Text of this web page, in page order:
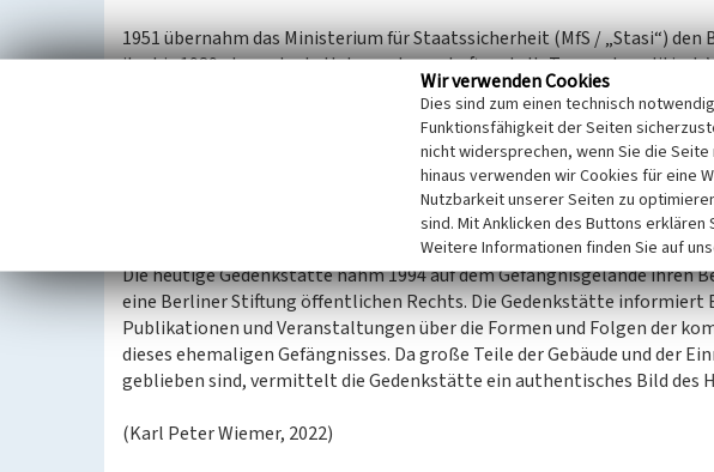
1951 übernahm das Ministerium für Staatssicherheit (MfS / „Stasi“)
ihn bis 1989 als zentrale Untersuchungshaftanstalt. Tausende politisch
inhaftiert, darunter fast alle bekannten DDR-Oppositionellen. Die
einem militärischen Sperrbezirk, der von der Außenwelt hermetisch
1989 auf keinem Ostberliner Stadtplan eingezeichnet.
Im Oktober 1990 wurde die Haftstätte im Zuge der Wiedervereinigung
die Gefängnisgebäude unter Denkmalschutz gestellt.
Die heutige Gedenkstätte nahm 1994 auf dem Gefängnisgelände ihren
eine Berliner Stiftung öffentlichen Rechts. Die Gedenkstätte informiert
Publikationen und Veranstaltungen über die Formen und Folgen der
dieses ehemaligen Gefängnisses. Da große Teile der Gebäude und der
geblieben sind, vermittelt die Gedenkstätte ein authentisches Bild des
(Karl Peter Wiemer, 2022)
Wir verwenden Cookies
Dies sind zum einen technisch
Funktionsfähigkeit der Seiten
nicht widersprechen, wenn Sie die
hinaus verwenden wir Cookies für eine
Nutzbarkeit unserer Seiten zu
sind. Mit Anklicken des Buttons erklären
Weitere Informationen finden Sie auf